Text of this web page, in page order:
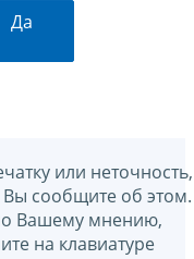
Да
или неточность,
сообщите об этом.
Вашему мнению,
на клавиатуре